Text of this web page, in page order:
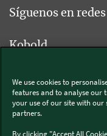
Síguenos en
Kobold
Thermomix®
We use cookies to
features and to analyse our
your use of our site with
partners.
By clicking "Accept All